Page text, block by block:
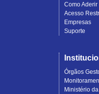
Como
Acesso
Empresas
Suporte
Órgãos
Ministério